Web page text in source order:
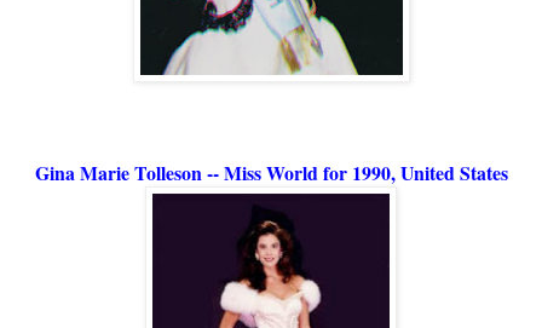
Gina Marie Tolleson -- Miss World for 1990, United States